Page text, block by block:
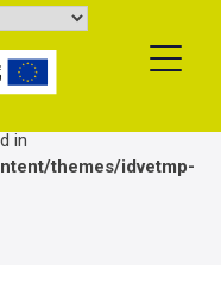
in
themes/idvetmp-